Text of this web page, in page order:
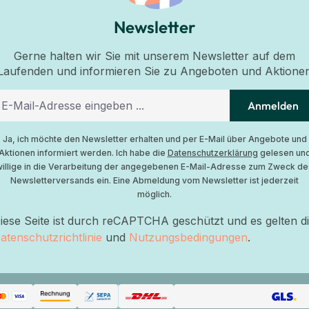
Newsletter
Gerne halten wir Sie mit unserem Newsletter auf dem
und informieren Sie zu Angeboten und
Anmelden
Ja, ich möchte den Newsletter erhalten und per E-Mail über Angebote und
informiert werden. Ich habe die Datenschutzerklärung gelesen
in die Verarbeitung der angegebenen E-Mail-Adresse zum Zweck
Newsletterversands ein. Eine Abmeldung vom Newsletter ist jederzeit
möglich.
Seite ist durch reCAPTCHA geschützt und es gelten
und Nutzungsbedingungen.